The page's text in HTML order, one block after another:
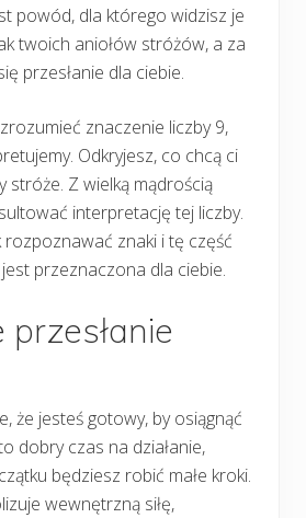
powód, dla którego widzisz je
twoich aniołów stróżów, a za
przesłanie dla ciebie.
znaczenie liczby 9,
Odkryjesz, co chcą ci
stróże. Z wielką mądrością
interpretację tej liczby.
rozpoznawać znaki i tę część
przeznaczona dla ciebie.
że jesteś gotowy, by osiągnąć
dobry czas na działanie,
będziesz robić małe kroki.
wewnętrzną siłę,